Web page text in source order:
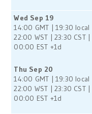
Wed Sep 19
14:00 GMT | 19:30 local
22:00 WST | 23:30 CST |
00:00 EST +1d
Thu Sep 20
14:00 GMT | 19:30 local
22:00 WST | 23:30 CST |
00:00 EST +1d